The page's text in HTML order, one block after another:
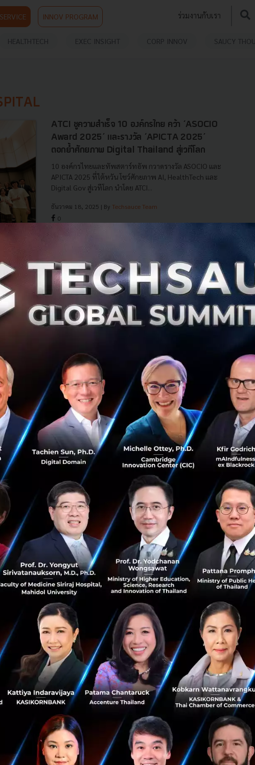
INNOV PROGRAM ร่วมงานกับเรา
HEALTHTECH EXEC INSIGHT CORP INNOV SAUCY
ATCI ชูความสำเร็จ 10 องค์กรไทย คว้า ‘ASOCIO
Award 2025’ และรางวัล ‘APICTA 2025’
ตอกย้ำศักยภาพ Digital Thailand สู่เวทีโลก
10 องค์กรไทยและทัพสตาร์ทอัพ กวาดรางวัล ASOCIO และ
APICTA 2025 ที่ไต้หวัน โชว์ศักยภาพ AI, HealthTech และ
Digital Gov สู่เวทีโลก นำโดย ATCI...
ธันวาคม 18, 2025 | By Techsauce Team
0
ศักยภาพ Beyond Banking ของ KBank พัฒนา
Digital Platform เสริมแกร่งมหาวิทยาลัย โรง
พยาบาล และการท่องเที่ยว
ทำไมสถาบันการเงินอย่าง KBank ต้องมาช่วยพัฒนาและ
สนับสนุนการสร้าง Digital Platform กับหน่วยงานต่างๆ? นี่
ไม่ใช่ขอบเขตของงานธนาคารที่เราคุ้นชินกันเลย...
Tech & Biz kbtg smart-hospital digital tourism
โรงพยาบาลศิริราชนำ 5G – Cloud - AI พัฒนาการ
บริการ พร้อมเป็นต้นแบบโรงพยาบาลอัจฉริยะ
โรงพยาบาลศิริราช เปิดโครงการ ศิริราชต้นแบบโรงพยาบาล
อัจฉริยะระดับโลกด้วยเทคโนโลยีเครือข่าย 5G (Siriraj World
Class 5G Smart Hospital) พร้อมเป็นต้นแบบโรงพยาบาล
อัจฉริยะของประเทศไทย...
ธันวาคม 17, 2021
Techsauce Team
12
PR News AI Cloud Smart Hospital
สํานักงาน กสทช. จับมือ รพ.ศิริราช และ Huawei ดํา
เนินโครงการนําร่องรถอัจฉริยะไร้คนขับ ยกระดับการ
แพทย์ไทยสู่ยุค 5G
สํานักงาน กสทช. ร่วมกับโรงพยาบาลศิริราช และบริษัท หัวเว่ย
เทคโนโลยี่ (ประเทศไทย) จํากัด จัดทํา “โครงการนําร่องรถ
อัจฉริยะไร้คนขับ ยกระดับการแพทย์ไทยสู่ยุค 5G”โดยนําร่อง
ใช้ในโรงพยาบา...
มิถุนายน 26, 2020 | By Techsauce Team
1
PR News huawei smart hospital Siriraj hospital
Smart Hospital รพ.สมุทรปราการ ต้นแบบการยก
ระดับโรงพยาบาลรัฐสู่ยุค 4.0
Smart Hospital รพ.รัฐ แห่งแรกที่เชื่อมโยงด้วยเทคโนโลยี เพื่อ
ยกระดับสาธารณสุขของไทย โดยความร่วมมือของธนาคารกรุง
ไทย กับ โรงพยาบาลสมุทรปราการ ที่ 'Smart' ด้วยการลดขั้น
ตอนที่ไม่จำเป็นแ...
มีนาคม 12, 2020 | By Techsauce Team